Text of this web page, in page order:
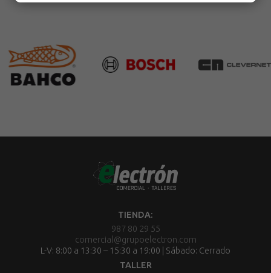
TIENDA:
987 80 29 55
comercial@grupoelectron.com
L-V: 8:00 a 13:30 – 15:30 a 19:00 | Sábado: Cerrado
TALLER